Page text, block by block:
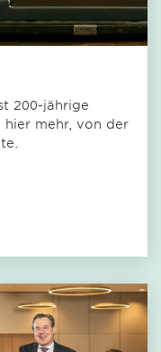
200-jährige
hier mehr, von der